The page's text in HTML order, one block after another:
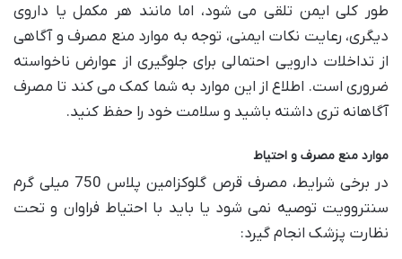
طور کلی ایمن تلقی می شود، اما مانند هر مکمل یا داروی
دیگری، رعایت نکات ایمنی، توجه به موارد منع مصرف و آگاهی
از تداخلات دارویی احتمالی برای جلوگیری از عوارض ناخواسته
ضروری است. اطلاع از این موارد به شما کمک می کند تا مصرف
آگاهانه تری داشته باشید و سلامت خود را حفظ کنید.
موارد منع مصرف و احتیاط
در برخی شرایط، مصرف قرص گلوکزامین پلاس 750 میلی گرم
سنتروویت توصیه نمی شود یا باید با احتیاط فراوان و تحت
نظارت پزشک انجام گیرد: